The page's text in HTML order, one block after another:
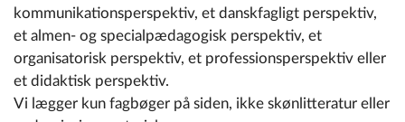
kommunikationsperspektiv, et danskfagligt perspektiv,
et almen- og specialpædagogisk perspektiv, et
organisatorisk perspektiv, et professionsperspektiv eller
et didaktisk perspektiv.
Vi lægger kun fagbøger på siden, ikke skønlitteratur eller